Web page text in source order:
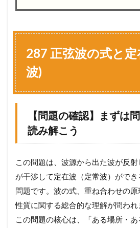
7
正
弦
波
式
定
在
波
(
常
波
1.1
【
問
287 正弦波の式と定
波)
【問題の確認】まずは
読み解こう
この問題は、波源から出た波が反
が干渉して定在波（定常波）ができ
問題です。波の式、重ね合わせの
性質に関する総合的な理解が問われ
この問題の核心は、「ある場所・